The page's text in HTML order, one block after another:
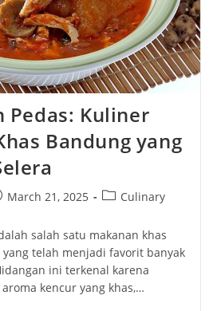
Pedas: Kuliner
Bandung yang
March 21, 2025
PostCulinary
salah satu makanan khas
yang telah menjadi favorit banyak
ini terkenal karena
kencur yang khas,…